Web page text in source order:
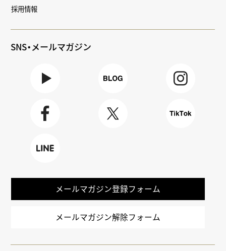
採用情報
SNS・メールマガジン
メールマガジン登録フォーム
メールマガジン解除フォーム